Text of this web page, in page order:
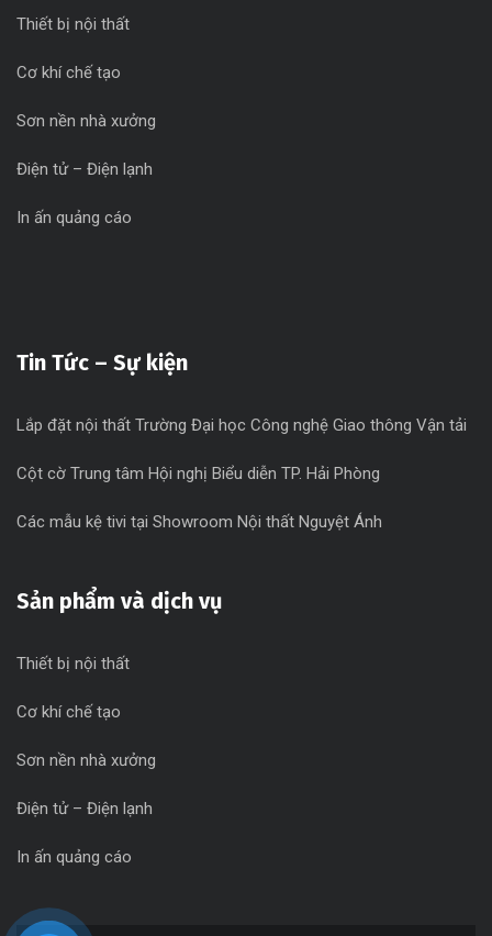
Thiết bị nội thất
Cơ khí chế tạo
Sơn nền nhà xưởng
Điện tử – Điện lạnh
In ấn quảng cáo
Tin Tức – Sự kiện
Lắp đặt nội thất Trường Đại học Công nghệ Giao thông Vận tải
Cột cờ Trung tâm Hội nghị Biểu diễn TP. Hải Phòng
Các mẫu kệ tivi tại Showroom Nội thất Nguyệt Ánh
Sản phẩm và dịch vụ
Thiết bị nội thất
Cơ khí chế tạo
Sơn nền nhà xưởng
Điện tử – Điện lạnh
In ấn quảng cáo